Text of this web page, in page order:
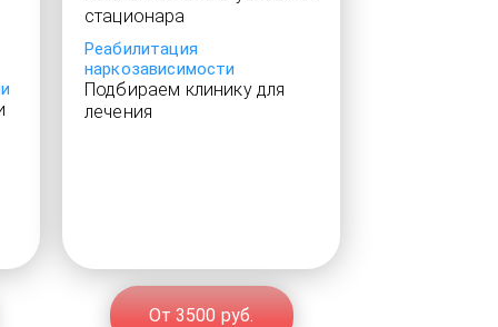
стационара
Реабилитация
наркозависимости
Подбираем клинику для
лечения
От 3500 руб.